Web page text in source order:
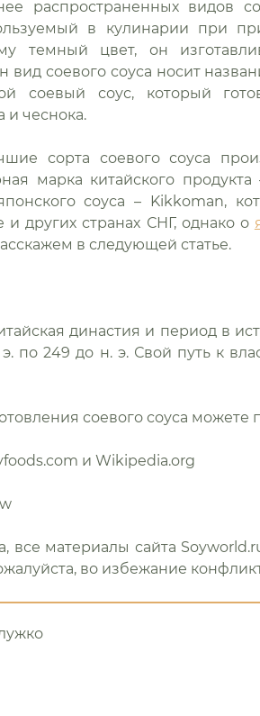
распространенных видов
в кулинарии при
темный цвет, он
вид соевого соуса носит
соевый соус, который
и чеснока.
сорта соевого соуса
марка китайского
соуса – Kikkoman,
и других странах СНГ, однако о
в следующей статье.
династия и период в
э. по 249 до н. э. Свой путь к
соевого соуса можете
и Wikipedia.org
все материалы сайта
во избежание